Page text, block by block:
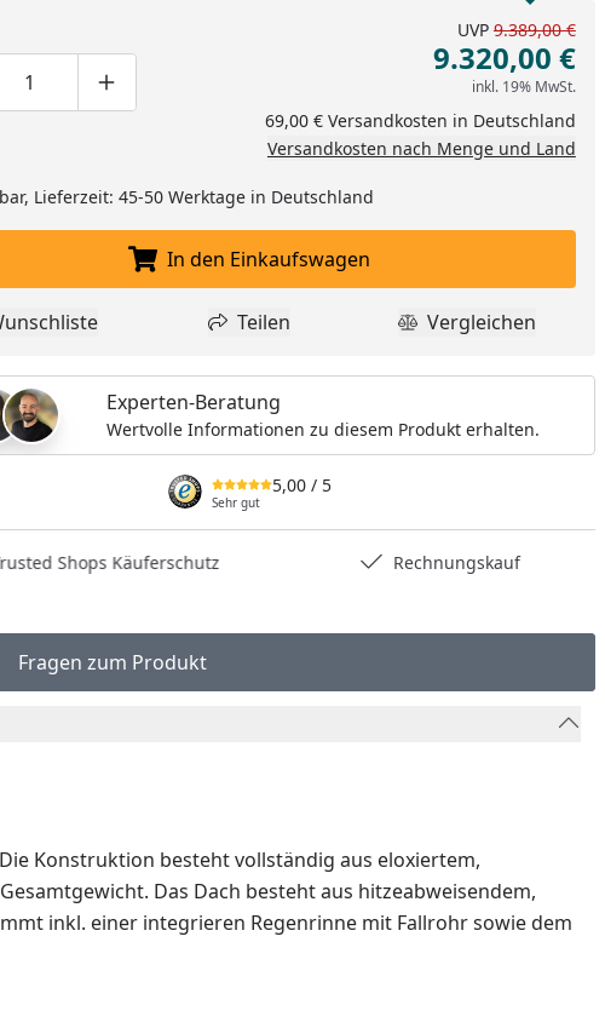
um eins verringern
Produktmenge manuell eingeben
Produktmenge um eins erhöhen
UVP 9.389,00 €
9.320,00 €
inkl. 19% MwSt.
69,00 € Versandkosten in Deutschland
Versandkosten nach Menge und Land
Lieferzeit: 45-50 Werktage in Deutschland
In den Einkaufswagen legen
In den Einkaufswagen
Produkt zur Wunschliste hinzufügen
Teilen
Teilen Produkt
Vergleichen
Experten-Beratung
Wertvolle Informationen zu diesem Produkt erhalten.
5,00 / 5
Sehr gut
Shops Käuferschutz Rechnungskauf
Fragen zum Produkt
Konstruktion besteht vollständig aus eloxiertem,
Das Dach besteht aus hitzeabweisendem,
inkl. einer integrieren Regenrinne mit Fallrohr sowie dem